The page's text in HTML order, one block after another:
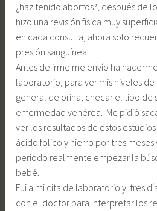
¿haz tenido abortos?, después de
hizo una revisión física muy
en cada consulta, ahora solo
presión sanguínea.
Antes de irme me envío ha
laboratorio, para ver mis niveles
general de orina, checar el tipo de
enfermedad venérea. Me pidió
ver los resultados de estos
ácido folico y hierro por tres meses
periodo realmente empezar la
bebé.
Fui a mi cita de laboratorio y tres
con el doctor para interpretar los